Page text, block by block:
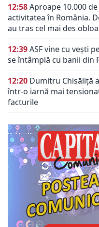
12:58Aproape 10.000
activitatea în România.
au tras cel mai des
12:39ASF vine cu vești
se întâmplă cu banii din
12:20 Dumitru Chisăliță
într-o iarnă mai
facturile